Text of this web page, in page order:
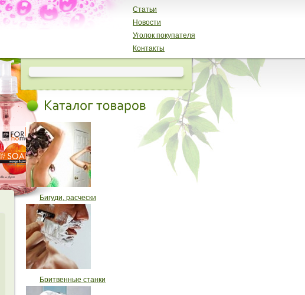
Статьи
Новости
Уголок покупателя
Контакты
Бигуди, расчески
Бритвенные станки